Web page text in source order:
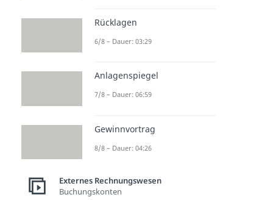
Rücklagen
6/8 – Dauer: 03:29
Anlagenspiegel
7/8 – Dauer: 06:59
Gewinnvortrag
8/8 – Dauer: 04:26
Externes Rechnungswesen
Buchungskonten